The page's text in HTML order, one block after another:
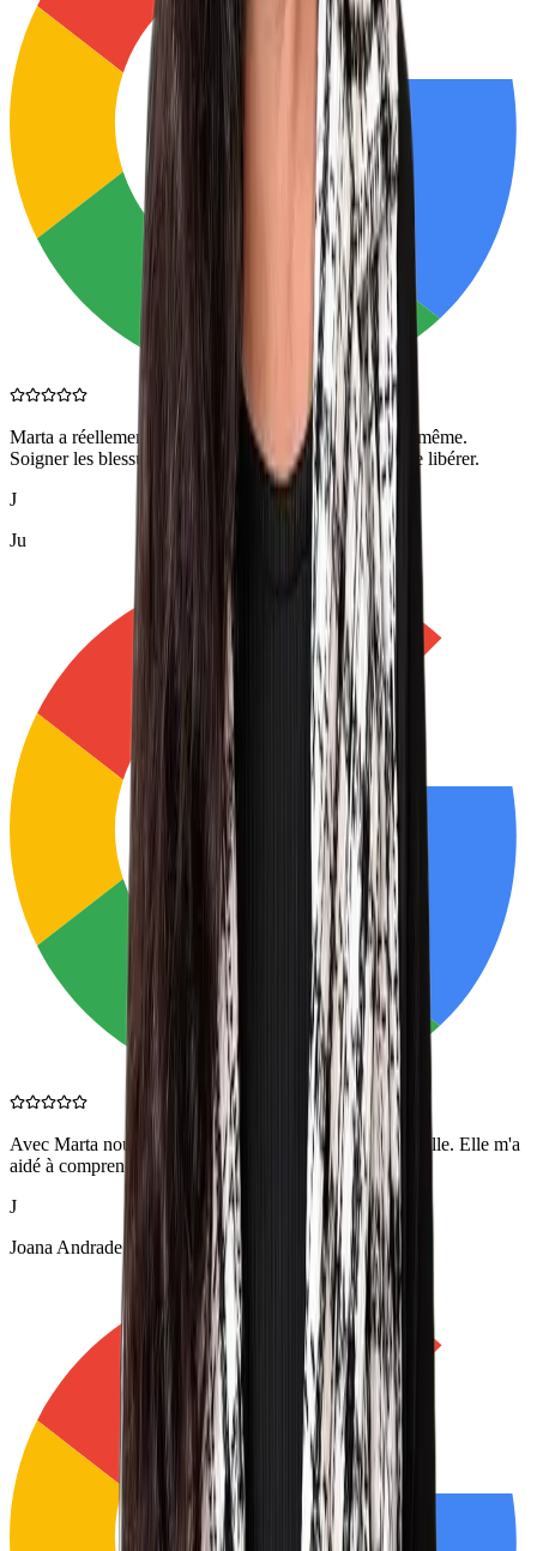
Marta a réellement su m'aider à me reconnecter à moi-même.
Soigner les blessures, les comprendre et apprendre à se libérer.
J
Ju
Avec Marta nous avons fait toute une thérapie individuelle. Elle m'a
aidé à comprendre beaucoup de choses de ma vie.
J
Joana Andrade